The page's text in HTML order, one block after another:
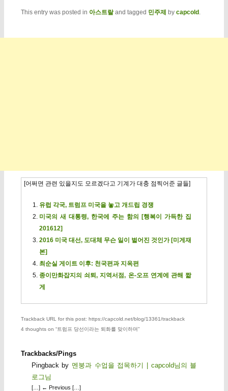
This entry was posted in 아스트랄and tagged 민주제 by capcold.
[어쩌면 관련 있을지도 모르겠다고 기계가 대충 점찍어준 글들]
유럽 각국, 트럼프 미국을 놓고 개드립 경쟁
미국의 새 대통령, 한국에 주는 함의 [행복이 가득한 집
201612]
2016 미국 대선, 도대체 무슨 일이 벌어진 것인가 [미게재
본]
최순실 게이트 이후: 천국편과 지옥편
종이만화잡지의 쇠퇴, 지역서점, 온-오프 연계에 관해 짧
게
Trackback URL for this post: https://capcold.net/blog/13361/trackback
4 thoughts on “트럼프 당선이라는 퇴화를 맞이하며”
Trackbacks/Pings
Pingback by 멘붕과 수업을 접목하기 | capcold님의 블
로그님
[…] ← Previous […]